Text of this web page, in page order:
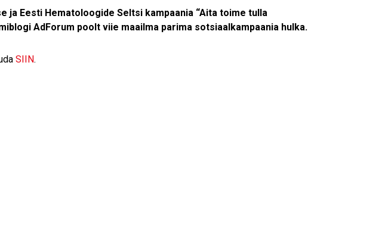
ja Eesti Hematoloogide Seltsi kampaania “Aita toime tulla
AdForum poolt viie maailma parima sotsiaalkampaania hulka.
SIIN.